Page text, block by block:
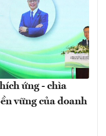
ứng - chìa
vững của doanh